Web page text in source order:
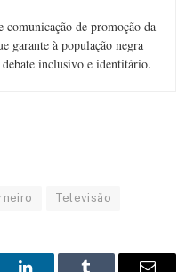
de promoção da
garante à população negra
inclusivo e identitário.
Televisão